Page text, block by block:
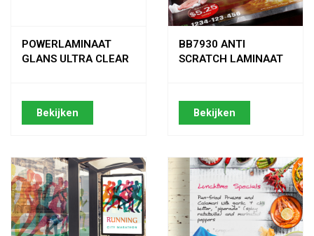
POWERLAMINAAT
GLANS ULTRA CLEAR
Bekijken
BB7930 ANTI
SCRATCH LAMINAAT
Bekijken